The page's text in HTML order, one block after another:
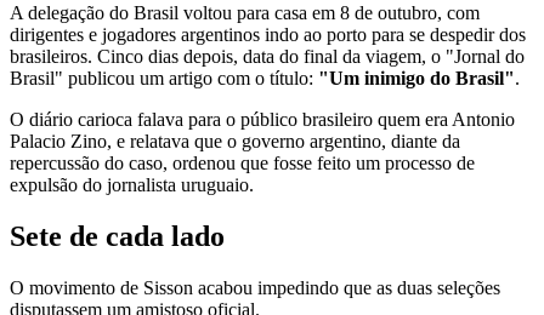
A delegação do Brasil voltou para casa em 8 de outubro, com
dirigentes e jogadores argentinos indo ao porto para se despedir dos
brasileiros. Cinco dias depois, data do final da viagem, o "Jornal do
Brasil" publicou um artigo com o título: "Um inimigo do Brasil".
O diário carioca falava para o público brasileiro quem era Antonio
Palacio Zino, e relatava que o governo argentino, diante da
repercussão do caso, ordenou que fosse feito um processo de
expulsão do jornalista uruguaio.
Sete de cada lado
O movimento de Sisson acabou impedindo que as duas seleções
disputassem um amistoso oficial.